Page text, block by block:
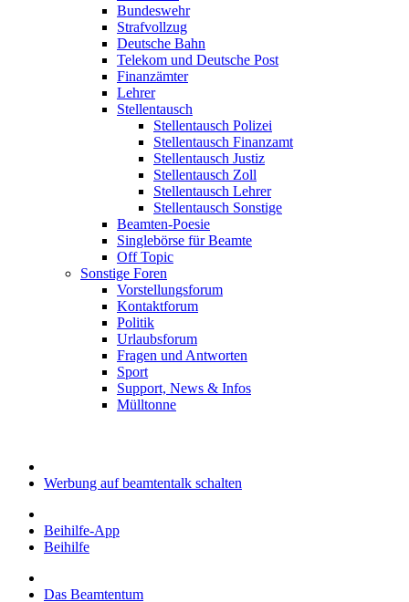
Bundeswehr
Strafvollzug
Deutsche Bahn
Telekom und Deutsche Post
Finanzämter
Lehrer
Stellentausch
Stellentausch Polizei
Stellentausch Finanzamt
Stellentausch Justiz
Stellentausch Zoll
Stellentausch Lehrer
Stellentausch Sonstige
Beamten-Poesie
Singlebörse für Beamte
Off Topic
Sonstige Foren
Vorstellungsforum
Kontaktforum
Politik
Urlaubsforum
Fragen und Antworten
Sport
Support, News & Infos
Mülltonne
Werbung auf beamtentalk schalten
Beihilfe-App
Beihilfe
Das Beamtentum